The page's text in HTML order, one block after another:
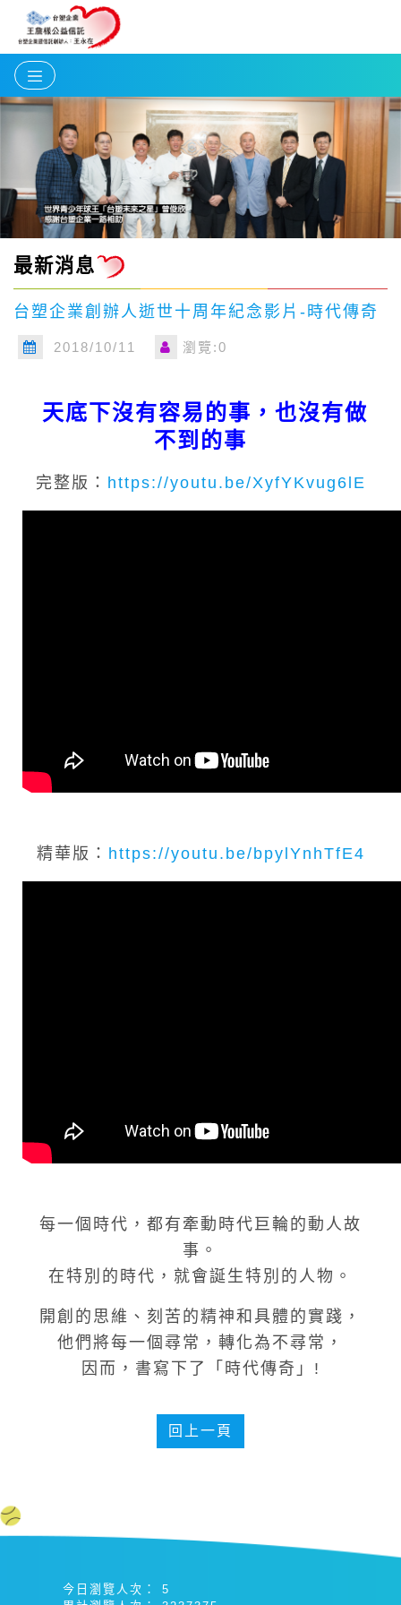
最新消息
台塑企業創辦人逝世十周年紀念影片-時代傳奇
2018/10/11 瀏覽:0
天底下沒有容易的事，也沒有做
不到的事
完整版： https://youtu.be/XyfYKvug6lE
精華版： https://youtu.be/bpylYnhTfE4
每一個時代，都有牽動時代巨輪的動人故
事。
在特別的時代，就會誕生特別的人物。
開創的思維、刻苦的精神和具體的實踐，
他們將每一個尋常，轉化為不尋常，
因而，書寫下了「時代傳奇」!
回上一頁
今日瀏覽人次：
5